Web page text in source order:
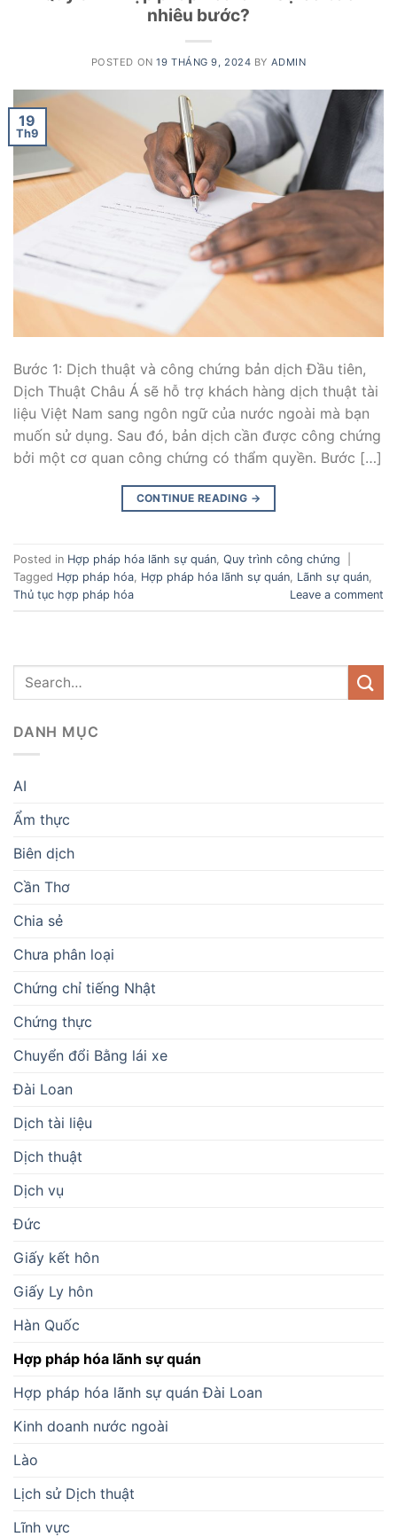
nhiêu bước?
POSTED ON19 THÁNG 9, 2024 BY ADMIN
19
Th9
Bước 1: Dịch thuật và công chứng bản dịch Đầu tiên,
Dịch Thuật Châu Á sẽ hỗ trợ khách hàng dịch thuật tài
liệu Việt Nam sang ngôn ngữ của nước ngoài mà bạn
muốn sử dụng. Sau đó, bản dịch cần được công chứng
bởi một cơ quan công chứng có thẩm quyền. Bước […]
CONTINUE READING →
Posted in Hợp pháp hóa lãnh sự quán Quy trình công chứng
Tagged Hợp pháp hóa Hợp pháp hóa lãnh sự quán Lãnh sự quán
Thủ tục hợp pháp hóa
Leave a comment
DANH MỤC
AI
Ẩm thực
Biên dịch
Cần Thơ
Chia sẻ
Chưa phân loại
Chứng chỉ tiếng Nhật
Chứng thực
Chuyển đổi Bằng lái xe
Đài Loan
Dịch tài liệu
Dịch thuật
Dịch vụ
Đức
Giấy kết hôn
Giấy Ly hôn
Hàn Quốc
Hợp pháp hóa lãnh sự quán
Hợp pháp hóa lãnh sự quán Đài Loan
Kinh doanh nước ngoài
Lào
Lịch sử Dịch thuật
Lĩnh vực